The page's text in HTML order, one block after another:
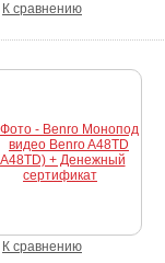
К сравнению
К сравнению